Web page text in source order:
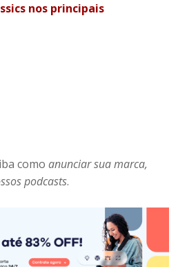
nos principais
comoanunciar sua marca,
podcasts.